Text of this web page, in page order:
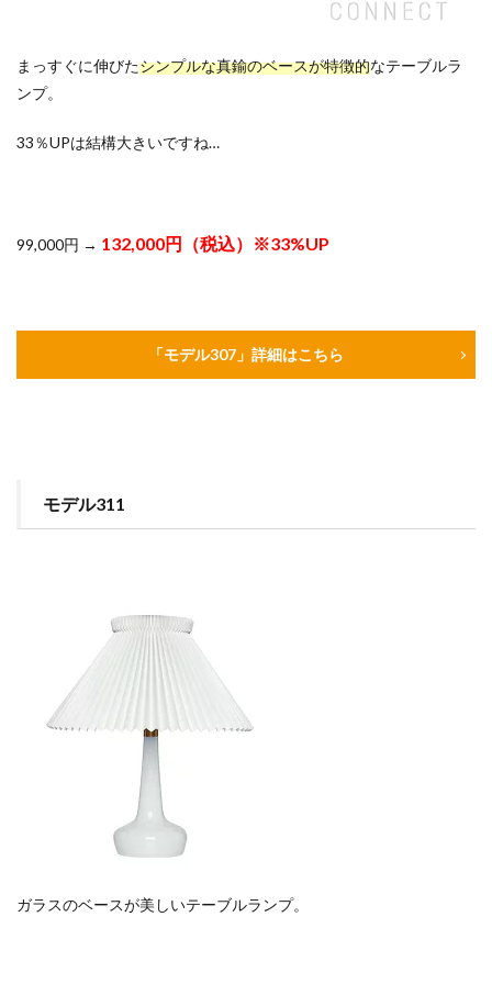
まっすぐに伸びたシンプルな真鍮のベースが特徴的なテーブルラ
ンプ。
33％UPは結構大きいですね…
99,000円 → 132,000円（税込）※33%UP
「モデル307」詳細はこちら
モデル311
ガラスのベースが美しいテーブルランプ。